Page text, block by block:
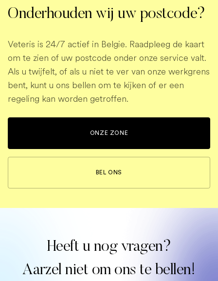
Onderhouden wij uw postcode?
Veteris is 24/7 actief in Belgie. Raadpleeg de kaart
om te zien of uw postcode onder onze service valt.
Als u twijfelt, of als u niet te ver van onze werkgrens
bent, kunt u ons bellen om te kijken of er een
regeling kan worden getroffen.
ONZE ZONE
BEL ONS
Heeft u nog vragen?
Aarzel niet om ons te bellen!